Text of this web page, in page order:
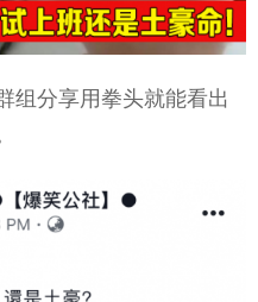
组分享用拳头就能看出